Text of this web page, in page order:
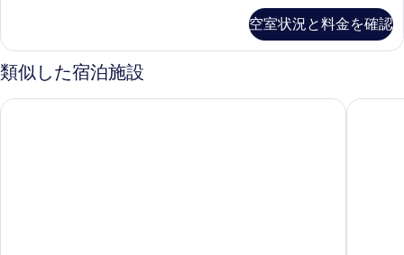
す
る
ク
ト
ツ
イ
ダ
ブ
ル]
ネ
空室状況と料金を確認
類似した宿泊施設
スマイルホテル那覇シティリゾート ソルヴ